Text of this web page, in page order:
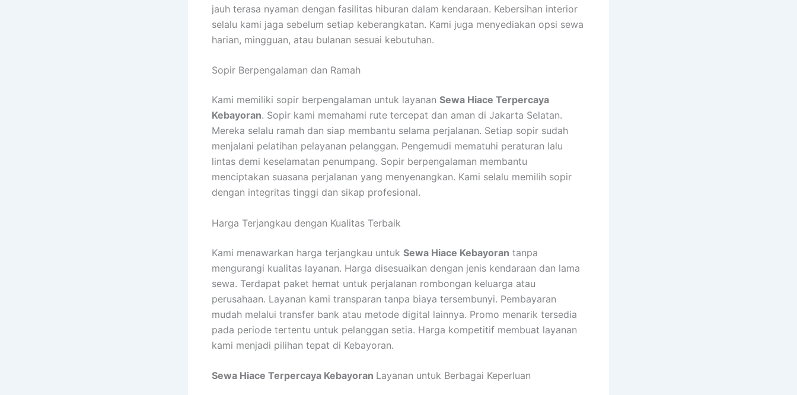
jauh terasa nyaman dengan fasilitas hiburan dalam kendaraan. Kebersihan interior
selalu kami jaga sebelum setiap keberangkatan. Kami juga menyediakan opsi sewa
harian, mingguan, atau bulanan sesuai kebutuhan.
Sopir Berpengalaman dan Ramah
Kami memiliki sopir berpengalaman untuk layanan Sewa Hiace Terpercaya
Kebayoran. Sopir kami memahami rute tercepat dan aman di Jakarta Selatan.
Mereka selalu ramah dan siap membantu selama perjalanan. Setiap sopir sudah
menjalani pelatihan pelayanan pelanggan. Pengemudi mematuhi peraturan lalu
lintas demi keselamatan penumpang. Sopir berpengalaman membantu
menciptakan suasana perjalanan yang menyenangkan. Kami selalu memilih sopir
dengan integritas tinggi dan sikap profesional.
Harga Terjangkau dengan Kualitas Terbaik
Kami menawarkan harga terjangkau untuk Sewa Hiace Kebayoran tanpa
mengurangi kualitas layanan. Harga disesuaikan dengan jenis kendaraan dan lama
sewa. Terdapat paket hemat untuk perjalanan rombongan keluarga atau
perusahaan. Layanan kami transparan tanpa biaya tersembunyi. Pembayaran
mudah melalui transfer bank atau metode digital lainnya. Promo menarik tersedia
pada periode tertentu untuk pelanggan setia. Harga kompetitif membuat layanan
kami menjadi pilihan tepat di Kebayoran.
Sewa Hiace Terpercaya Kebayoran Layanan untuk Berbagai Keperluan